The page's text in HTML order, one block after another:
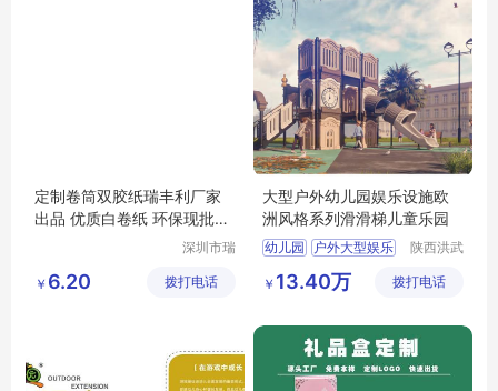
定制卷筒双胶纸瑞丰利厂家
出品 优质白卷纸 环保现批物
深圳市瑞
有限公司
￥ 6.20 拨打电话
大型户外幼儿园娱乐设施欧
洲风格系列滑滑梯儿童乐园
幼儿园
户外大型娱乐
乐园
陕西洪武
有限公司
￥ 13.40万 拨打电话